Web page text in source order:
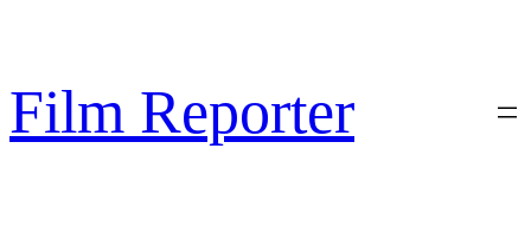
conținut
Film Reporter